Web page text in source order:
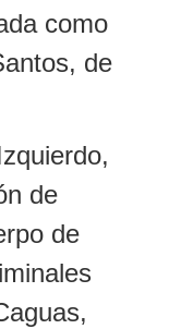
como
de
de
de